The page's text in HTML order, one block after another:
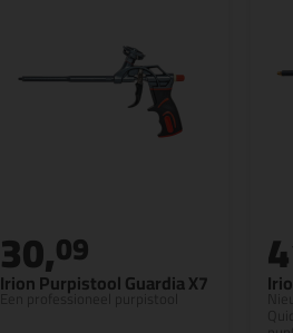
Irion Purpistool Guardia X7
Een professioneel purpistool
30,09